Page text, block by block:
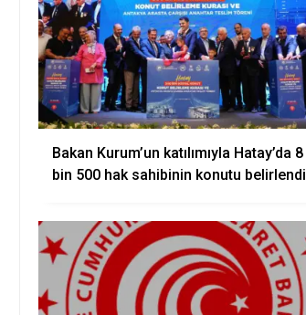
Bakan Kurum’un katılımıyla Hatay’da 8
bin 500 hak sahibinin konutu belirlendi